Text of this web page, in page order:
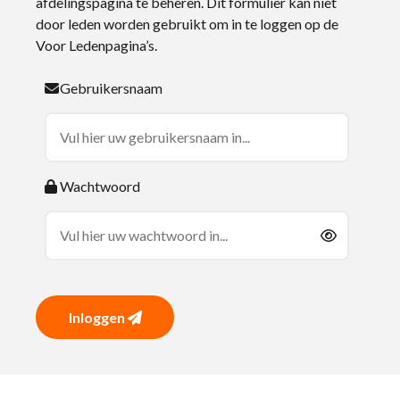
door leden worden gebruikt om in te loggen op de
Voor Ledenpagina’s.
Gebruikersnaam
Wachtwoord
Inloggen